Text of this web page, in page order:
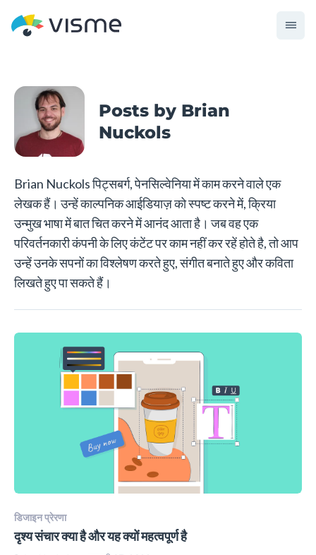
Posts by Brian
Nuckols
Brian Nuckols पिट्सबर्ग, पेनसिल्वेनिया में काम करने वाले एक
लेखक हैं। उन्हें काल्पनिक आईडियाज़ को स्पष्ट करने में, क्रिया
उन्मुख भाषा में बात चित करने में आनंद आता है। जब वह एक
परिवर्तनकारी कंपनी के लिए कंटेंट पर काम नहीं कर रहें होते है, तो आप
उन्हें उनके सपनों का विश्लेषण करते हुए, संगीत बनाते हुए और कविता
लिखते हुए पा सकते हैं।
डिजाइन प्रेरणा
दृश्य संचार क्या है और यह क्यों महत्वपूर्ण है